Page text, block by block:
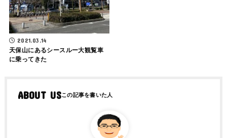
2021.03.14
天保山にあるシースルー大観覧車
に乗ってきた
ABOUT US